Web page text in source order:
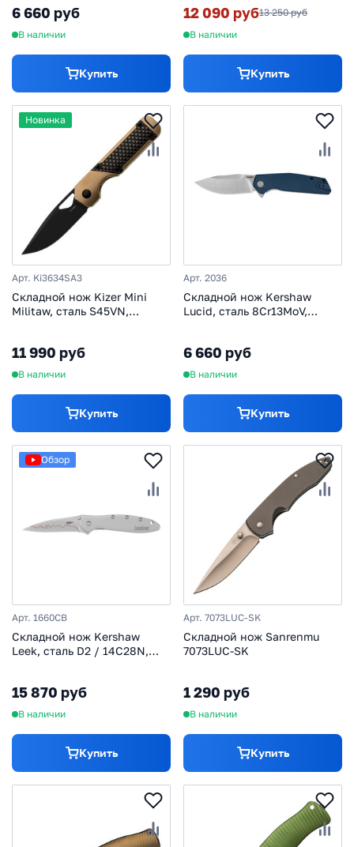
6 660 руб
В наличии
Купить
12 090 руб13 250 руб
В наличии
Купить
Новинка
Арт. Ki3634SA3
Складной нож Kizer Mini
Militaw, сталь S45VN,
11 990 руб
В наличии
Купить
Арт. 2036
Складной нож Kershaw
Lucid, сталь 8Cr13MoV,
6 660 руб
В наличии
Купить
Обзор
Арт. 1660CB
Складной нож Kershaw
Leek, сталь D2 / 14C28N,
15 870 руб
В наличии
Купить
Арт. 7073LUC-SK
Складной нож Sanrenmu
7073LUC-SK
1 290 руб
В наличии
Купить